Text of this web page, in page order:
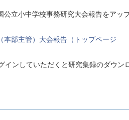
立小中学校事務研究大会報告をアッ
部主管）大会報告（トップページ
ンしていただくと研究集録のダウン